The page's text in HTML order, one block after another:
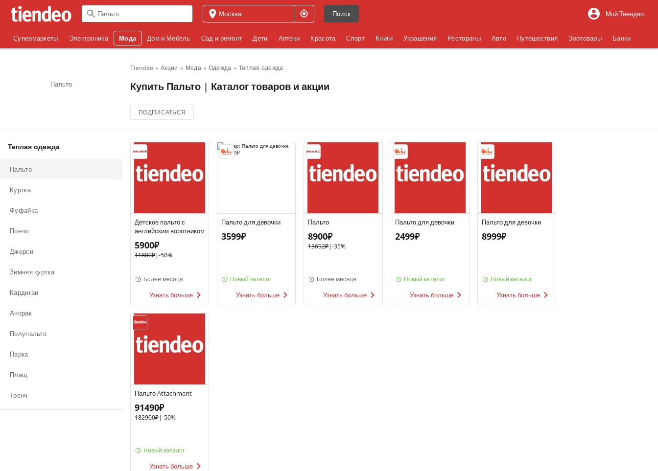
Поиск Мой Тиендео
Супермаркеты Электроника Мода Дом и Мебель Сад и ремонт Дети Аптеки Красота Спорт Книги Украшения Рестораны Авто Путешествия Зоотовары Банки
Пальто
Tiendeo Акции Мода Одежда Теплая одежда
Купить Пальто | Каталог товаров и акции
ПОДПИСАТЬСЯ
Теплая одежда
Пальто
Куртка
Фуфайка
Пончо
Джерси
Зимняя куртка
Кардиган
Анорак
Полупальто
Парка
Плащ
Тренч
Детское пальто с
английским воротником
5900₽
11800₽|-50%
Более месяца
Узнать больше
Пальто для девочки
3599₽
Новый каталог
Узнать больше
Пальто
8900₽
13692₽|-35%
Более месяца
Узнать больше
Пальто для девочки
2499₽
Новый каталог
Узнать больше
Пальто для девочки
8999₽
Новый каталог
Узнать больше
Пальто Attachment
91490₽
182900₽|-50%
Новый каталог
Узнать больше